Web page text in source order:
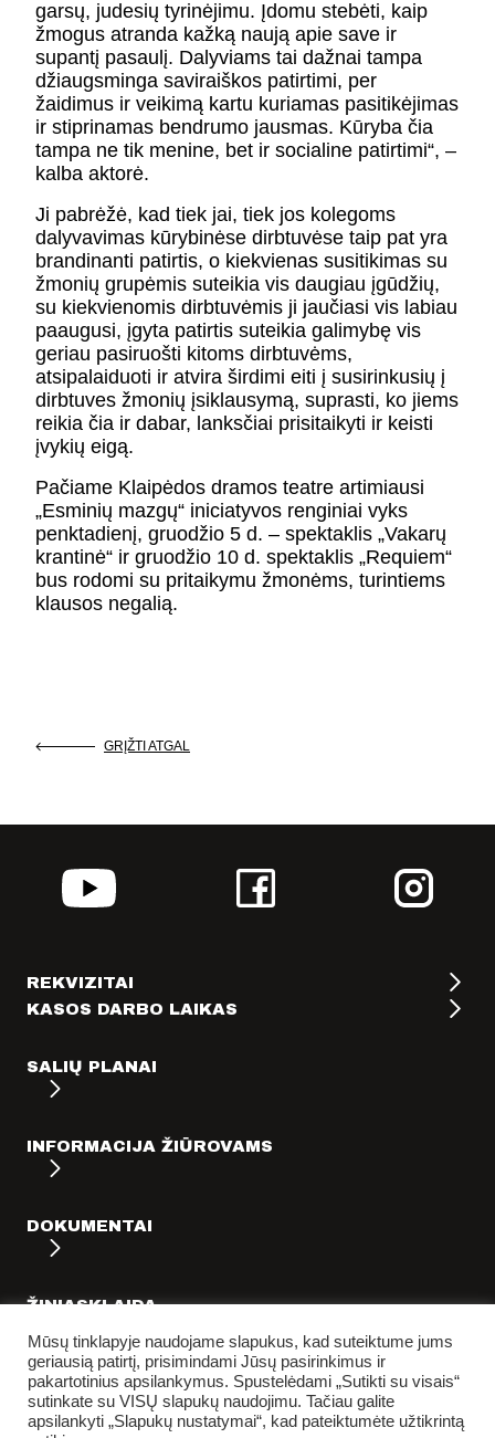
garsų, judesių tyrinėjimu. Įdomu stebėti, kaip
žmogus atranda kažką naują apie save ir
supantį pasaulį. Dalyviams tai dažnai tampa
džiaugsminga saviraiškos patirtimi, per
žaidimus ir veikimą kartu kuriamas pasitikėjimas
ir stiprinamas bendrumo jausmas. Kūryba čia
tampa ne tik menine, bet ir socialine patirtimi“, –
kalba aktorė.
Ji pabrėžė, kad tiek jai, tiek jos kolegoms
dalyvavimas kūrybinėse dirbtuvėse taip pat yra
brandinanti patirtis, o kiekvienas susitikimas su
žmonių grupėmis suteikia vis daugiau įgūdžių,
su kiekvienomis dirbtuvėmis ji jaučiasi vis labiau
paaugusi, įgyta patirtis suteikia galimybę vis
geriau pasiruošti kitoms dirbtuvėms,
atsipalaiduoti ir atvira širdimi eiti į susirinkusių į
dirbtuves žmonių įsiklausymą, suprasti, ko jiems
reikia čia ir dabar, lanksčiai prisitaikyti ir keisti
įvykių eigą.
Pačiame Klaipėdos dramos teatre artimiausi
„Esminių mazgų“ iniciatyvos renginiai vyks
penktadienį, gruodžio 5 d. – spektaklis „Vakarų
krantinė“ ir gruodžio 10 d. spektaklis „Requiem“
bus rodomi su pritaikymu žmonėms, turintiems
klausos negalią.
GRĮŽTI ATGAL
REKVIZITAI
KASOS DARBO LAIKAS
SALIŲ PLANAI
INFORMACIJA ŽIŪROVAMS
DOKUMENTAI
ŽINIASKLAIDA
Mūsų tinklapyje naudojame slapukus, kad suteiktume jums
geriausią patirtį, prisimindami Jūsų pasirinkimus ir
pakartotinius apsilankymus. Spustelėdami „Sutikti su visais“
sutinkate su VISŲ slapukų naudojimu. Tačiau galite
apsilankyti „Slapukų nustatymai“, kad pateiktumėte užtikrintą